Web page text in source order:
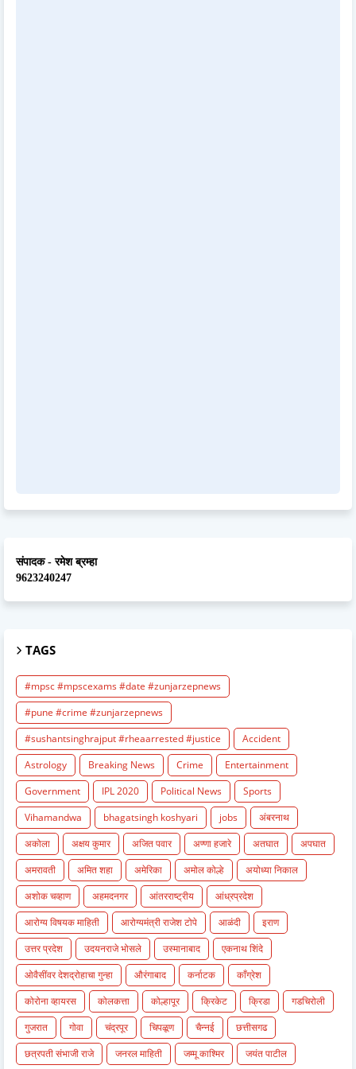
संपादक - रमेश ब्रम्हा
9623240247
TAGS
#mpsc #mpscexams #date #zunjarzepnews
#pune #crime #zunjarzepnews
#sushantsinghrajput #rheaarrested #justice
Accident
Astrology
Breaking News Crime
Entertainment
Government
IPL 2020 Political News
Sports
Vihamandwa
bhagatsingh koshyari jobs
अंबरनाथ
अकोला
अक्षय कुमार अजित पवार अण्णा हजारे अतघात
अपघात
अमरावती
अमित शहा अमेरिका अमोल कोल्हे
अयोध्या निकाल
अशोक चव्हाण
अहमदनगर आंतरराष्ट्रीय
आंध्रप्रदेश
आरोग्य विषयक माहिती
आरोग्यमंत्री राजेश टोपे आळंदी
इराण
उत्तर प्रदेश
उदयनराजे भोसले उस्मानाबाद
एकनाथ शिंदे
ओवैसींवर देशद्रोहाचा गुन्हा
औरंगाबाद कर्नाटक
काँग्रेश
कोरोना व्हायरस
कोलकत्ता कोल्हापूर क्रिकेट क्रिडा
गडचिरोली
गुजरात
गोवा चंद्रपूर चिपळूण चैन्नई
छत्तीसगढ
छत्रपती संभाजी राजे
जनरल माहिती जम्मू काश्मिर जयंत पाटील